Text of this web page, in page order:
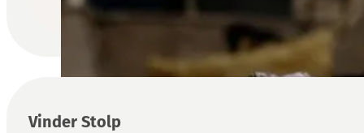
Vinder Stolp